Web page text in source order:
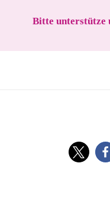
Bitte unterstütze